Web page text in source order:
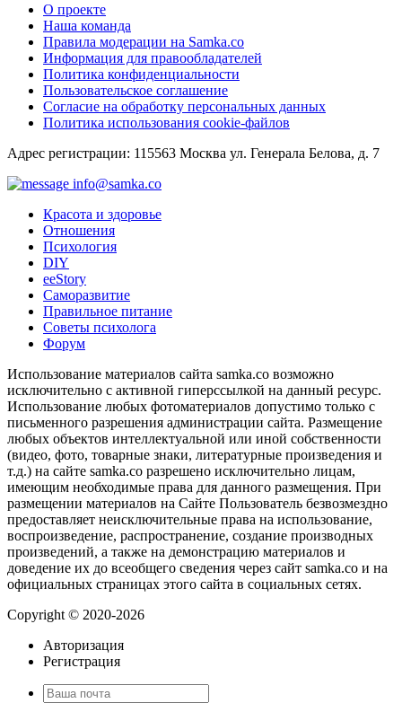
О проекте
Наша команда
Правила модерации на Samka.co
Информация для правообладателей
Политика конфиденциальности
Пользовательское соглашение
Согласие на обработку персональных данных
Политика использования cookie-файлов
Адрес регистрации: 115563 Москва ул. Генерала Белова, д. 7
info@samka.co
Красота и здоровье
Отношения
Психология
DIY
ееStory
Саморазвитие
Правильное питание
Советы психолога
Форум
Использование материалов сайта samka.co возможно
исключительно с активной гиперссылкой на данный ресурс.
Использование любых фотоматериалов допустимо только с
письменного разрешения администрации сайта. Размещение
любых объектов интеллектуальной или иной собственности
(видео, фото, товарные знаки, литературные произведения и
т.д.) на сайте samka.co разрешено исключительно лицам,
имеющим необходимые права для данного размещения. При
размещении материалов на Сайте Пользователь безвозмездно
предоставляет неисключительные права на использование,
воспроизведение, распространение, создание производных
произведений, а также на демонстрацию материалов и
доведение их до всеобщего сведения через сайт samka.co и на
официальных страницах этого сайта в социальных сетях.
Copyright © 2020-2026
Авторизация
Регистрация